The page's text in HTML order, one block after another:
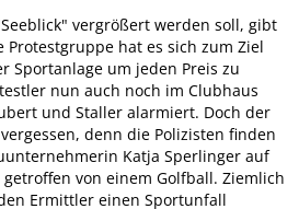
vergrößert werden soll, gibt
Protestgruppe hat es sich zum Ziel
Sportanlage um jeden Preis zu
nun auch noch im Clubhaus
und Staller alarmiert. Doch der
denn die Polizisten finden
Katja Sperlinger auf
von einem Golfball. Ziemlich
Ermittler einen Sportunfall